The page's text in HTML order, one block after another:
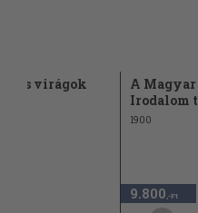
és virágok
A
Irodalom
1900
9.800 ,-Ft